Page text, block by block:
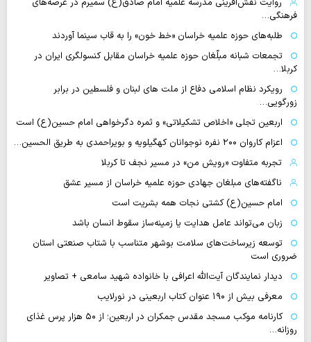
فرهنگی…
طلبه‌های حوزه علمیه خراسان «خط خون» را به قاب سینما آوردند
تجمعات شبانه مبلّغان حوزه علمیه خراسان مقابل کنسولگری ایران در
کربلا…
رویکرد نظام اسلامی دفاع از ملت های لبنان و فلسطین در برابر
زورگویی…
اربعین تجلی «اخلاص تشکیلاتی» و ثمره دگرخواهی امام حسین(ع) است
اعزام کاروان ۲۰۰ نفره نوجوانان کهگیلویه و بویراحمدی به طریق الحسین…
تجربه متفاوت «رویش من» در مسیر نجف تا کربلا
ناگفته‌های مبلغان جهادی حوزه علمیه خراسان از مسیر عشق
امام حسین(ع) کشتی نجات همه بشریت است
زبان می‌تواند عامل هدایت یا زمینه‌ساز سقوط انسان باشد
توسعه زیرساخت‌های سلامت بوشهر متناسب با شتاب صنعتی استان
ضروری است
دیدار نمایندگان آیت‌الله اعرافی با خانواده شهید سامعی + تصاویر
معرفی بیش از ۱۹۰ عنوان کتاب اربعینی در نورلایب
کارنامه موکب مسجد مقدس جمکران در اربعین؛ از ۵۰ هزار پرس غذای
روزانه…